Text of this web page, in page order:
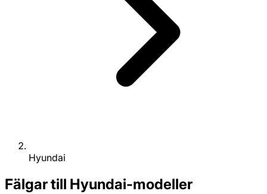
Hyundai
Fälgar till Hyundai-modeller